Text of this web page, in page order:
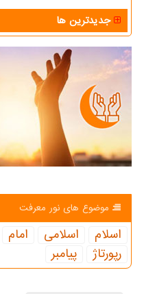
جدیدترین ها
موضوع های نور معرفت
اسلام اسلامی امام
رپورتاژ
پیامبر